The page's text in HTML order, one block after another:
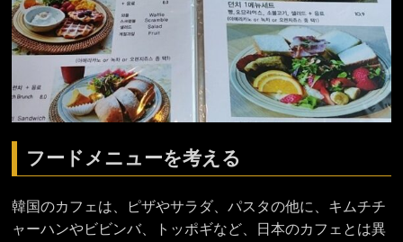
フードメニューを考える
韓国のカフェは、ピザやサラダ、パスタの他に、キムチチ
ャーハンやビビンバ、トッポギなど、日本のカフェとは異